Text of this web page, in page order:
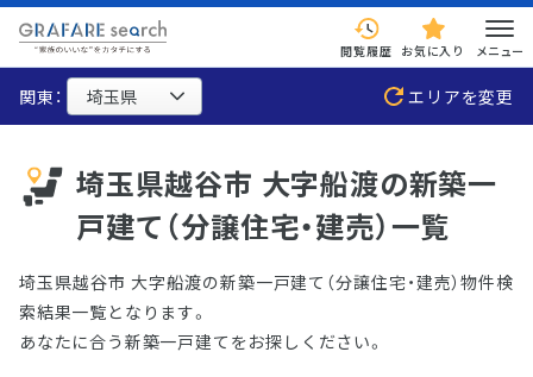
閲覧履歴 お気に入り メニュー
関東： エリアを変更
埼玉県越谷市 大字船渡の新築一
戸建て（分譲住宅・建売）一覧
埼玉県越谷市 大字船渡の新築一戸建て（分譲住宅・建売）物件検
索結果一覧となります。
あなたに合う新築一戸建てをお探しください。